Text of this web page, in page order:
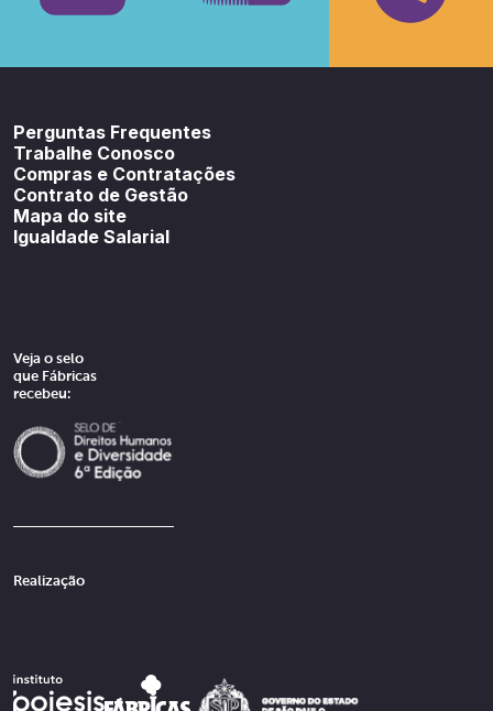
Perguntas Frequentes
Trabalhe Conosco
Compras e Contratações
Contrato de Gestão
Mapa do site
Igualdade Salarial
Veja o selo
que Fábricas
recebeu:
Realização